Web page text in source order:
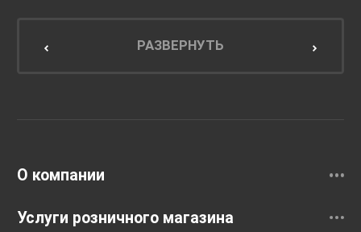
Мебель для кухниРАЗВЕРНУТЬ
О компании
Услуги розничного магазина